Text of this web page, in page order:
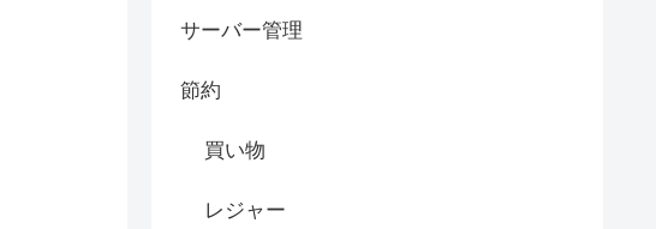
サーバー管理
節約
買い物
レジャー